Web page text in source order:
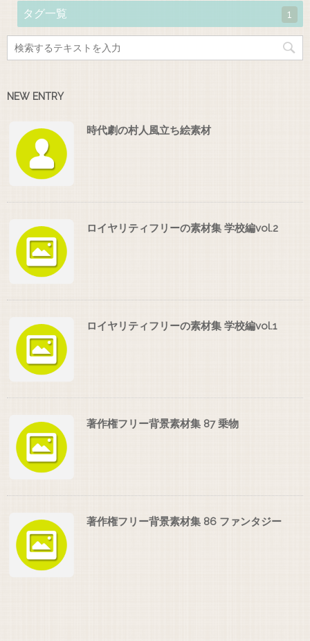
タグ一覧 1
NEW ENTRY
時代劇の村人風立ち絵素材
ロイヤリティフリーの素材集 学校編vol.2
ロイヤリティフリーの素材集 学校編vol.1
著作権フリー背景素材集 87 乗物
著作権フリー背景素材集 86 ファンタジー